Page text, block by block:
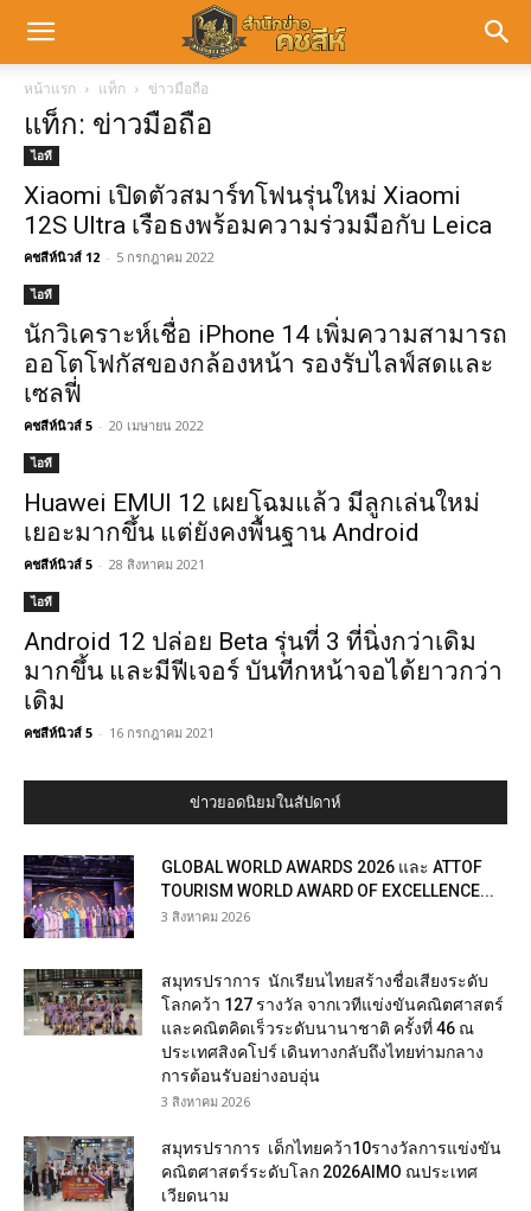
หน้าแรก แท็ก ข่าวมือถือ
แท็ก: ข่าวมือถือ
ไอที
Xiaomi เปิดตัวสมาร์ทโฟนรุ่นใหม่ Xiaomi
12S Ultra เรือธงพร้อมความร่วมมือกับ Leica
คชสีห์นิวส์ 12 - 5 กรกฎาคม 2022
ไอที
นักวิเคราะห์เชื่อ iPhone 14 เพิ่มความสามารถ
ออโตโฟกัสของกล้องหน้า รองรับไลฟ์สดและ
เซลฟี่
คชสีห์นิวส์ 5 - 20 เมษายน 2022
ไอที
Huawei EMUI 12 เผยโฉมแล้ว มีลูกเล่นใหม่
เยอะมากขึ้น แต่ยังคงพื้นฐาน Android
คชสีห์นิวส์ 5 - 28 สิงหาคม 2021
ไอที
Android 12 ปล่อย Beta รุ่นที่ 3 ที่นิ่งกว่าเดิม
มากขึ้น และมีฟีเจอร์ บันทีกหน้าจอได้ยาวกว่า
เดิม
คชสีห์นิวส์ 5 - 16 กรกฎาคม 2021
ข่าวยอดนิยมในสัปดาห์
GLOBAL WORLD AWARDS 2026 และ ATTOF
TOURISM WORLD AWARD OF EXCELLENCE...
3 สิงหาคม 2026
สมุทรปราการ นักเรียนไทยสร้างชื่อเสียงระดับ
โลกคว้า 127 รางวัล จากเวทีแข่งขันคณิตศาสตร์
และคณิตคิดเร็วระดับนานาชาติ ครั้งที่ 46 ณ
ประเทศสิงคโปร์ เดินทางกลับถึงไทยท่ามกลาง
การต้อนรับอย่างอบอุ่น
3 สิงหาคม 2026
สมุทรปราการ เด็กไทยคว้า10รางวัลการแข่งขัน
คณิตศาสตร์ระดับโลก 2026AIMO ณประเทศ
เวียดนาม